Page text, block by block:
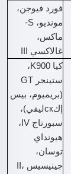
فورد فيوجن،
مونديو، S-
ماكس،
غالاكسي III
كيا K900،
ستينجر GT
(بريميوم، بيس
إكскليفي)،
سبورتاج IV،
هيونداي
توسان،
جينيسيس II،